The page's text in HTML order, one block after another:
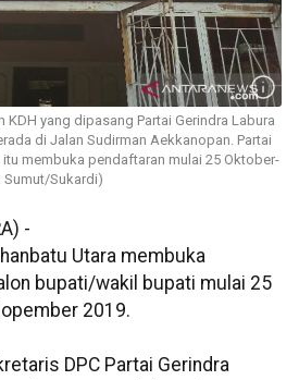
yang dipasang Partai Gerindra Labura
di Jalan Sudirman Aekkanopan. Partai
membuka pendaftaran mulai 25 Oktober-
Sumut/Sukardi)
-
Utara membuka
bupati/wakil bupati mulai 25
2019.
DPC Partai Gerindra